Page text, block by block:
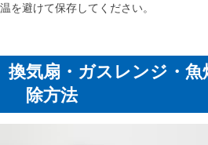
温を避けて保存してください。
換気扇・ガスレンジ・
除方法